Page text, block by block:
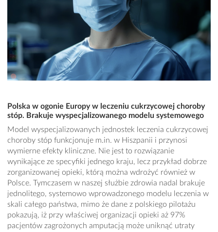
Polska w ogonie Europy w leczeniu cukrzycowej choroby
stóp. Brakuje wyspecjalizowanego modelu systemowego
Model wyspecjalizowanych jednostek leczenia cukrzycowej
choroby stóp funkcjonuje m.in. w Hiszpanii i przynosi
wymierne efekty kliniczne. Nie jest to rozwiązanie
wynikające ze specyfiki jednego kraju, lecz przykład dobrze
zorganizowanej opieki, którą można wdrożyć również w
Polsce. Tymczasem w naszej służbie zdrowia nadal brakuje
jednolitego, systemowo wprowadzonego modelu leczenia w
skali całego państwa, mimo że dane z polskiego pilotażu
pokazują, iż przy właściwej organizacji opieki aż 97%
pacjentów zagrożonych amputacją może uniknąć utraty